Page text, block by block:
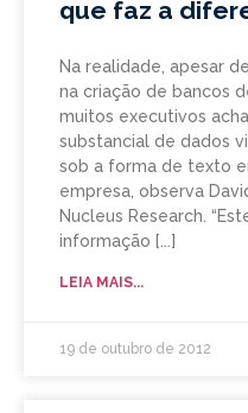
que faz a
Na realidade, apesar
na criação de bancos
muitos executivos
substancial de dados
sob a forma de texto
empresa, observa
Nucleus Research.
informação
LEIA MAIS...
19 de outubro de 2012